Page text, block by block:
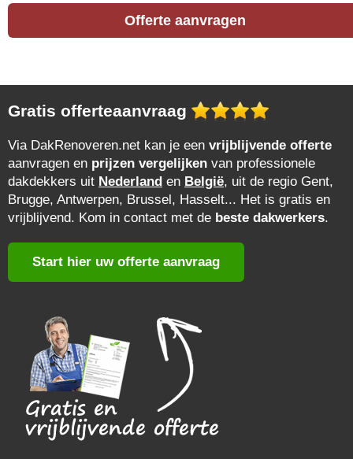
Offerte aanvragen
Gratis offerteaanvraag
Via DakRenoveren.net kan je een vrijblijvende offerte
aanvragen en prijzen vergelijken van professionele
dakdekkers uit Nederland en België, uit de regio Gent,
Brugge, Antwerpen, Brussel, Hasselt... Het is gratis en
vrijblijvend. Kom in contact met de beste dakwerkers.
Start hier uw offerte aanvraag